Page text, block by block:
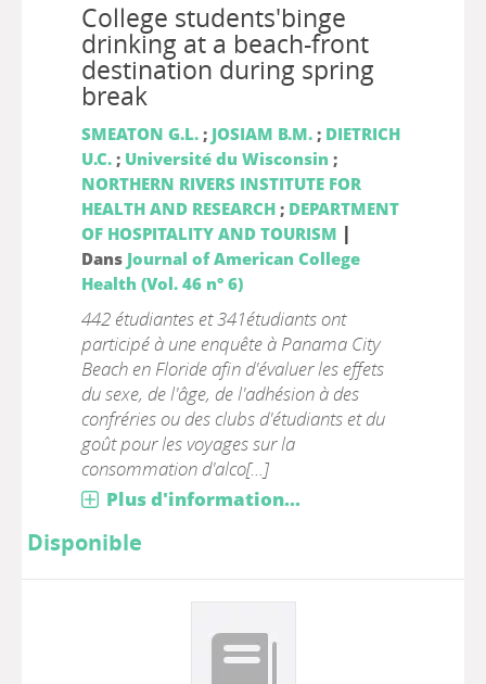
College students'binge
drinking at a beach-front
destination during spring
break
SMEATON G.L.; JOSIAM B.M.; DIETRICH
U.C.; Université du Wisconsin ;
NORTHERN RIVERS INSTITUTE FOR
HEALTH AND RESEARCH; DEPARTMENT
OF HOSPITALITY AND TOURISM |
Dans Journal of American College
Health (Vol. 46 n° 6)
442 étudiantes et 341étudiants ont
participé à une enquête à Panama City
Beach en Floride afin d'évaluer les effets
du sexe, de l'âge, de l'adhésion à des
confréries ou des clubs d'étudiants et du
goût pour les voyages sur la
consommation d'alco[...]
Plus d'information...
Disponible